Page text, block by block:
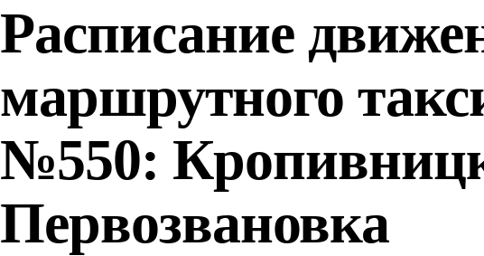
Расписание
маршрутного
№550:
Первозвановка